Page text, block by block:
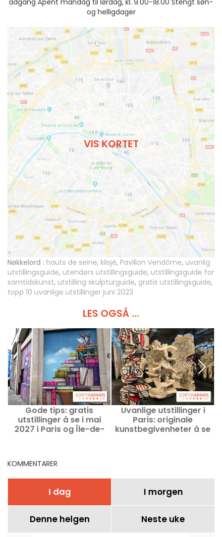
og helligdager
VIS KORTET
Nøkkelord : hauts de seine, klisjé, Pavillon Vendôme, uvanlig
utstillingsguide, utendørs utstillingsguide, utstillingsguide for
samtidskunst, utstilling skulpturguide, gratis utstillingsguide,
topp 10 uvanlige utstillinger juni 2023
LES OGSÅ ...
Gode tips: gratis
utstillinger å se i mai
2027 i Paris og Île-de-
Uvanlige utstillinger i
Paris: originale
kunstbegivenheter å se
KOMMENTARER
I dag I morgen
Denne helgen Neste uke